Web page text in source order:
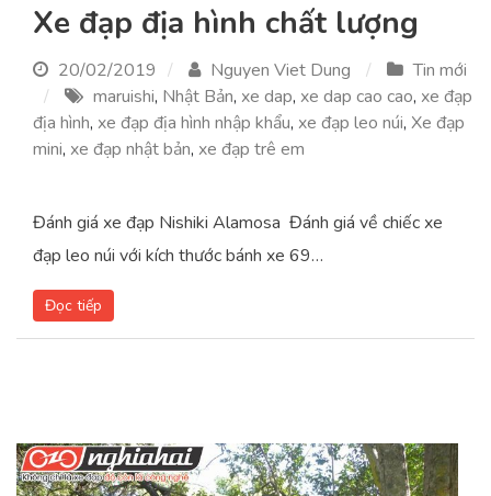
Xe đạp địa hình chất lượng
20/02/2019 Nguyen Viet Dung
Tin mới
maruishi, Nhật Bản, xe dap, xe dap cao cao, xe đạp
địa hình, xe đạp địa hình nhập khẩu, xe đạp leo núi, Xe đạp
mini, xe đạp nhật bản, xe đạp trê em
Đánh giá xe đạp Nishiki Alamosa Đánh giá về chiếc xe
đạp leo núi với kích thước bánh xe 69…
Đọc tiếp